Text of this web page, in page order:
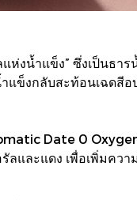
ห่งน้ำแข็ง” ซึ่งเป็นธ
ข็งกลับสะท้อนเฉดสี
Date 0
และแดง เพื่อเพิ่มควา